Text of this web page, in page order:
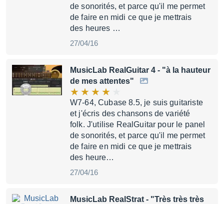
de sonorités, et parce qu'il me permet
de faire en midi ce que je mettrais
des heures …
27/04/16
MusicLab RealGuitar 4 - "à la hauteur
de mes attentes"
W7-64, Cubase 8.5, je suis guitariste
et j'écris des chansons de variété
folk. J'utilise RealGuitar pour le panel
de sonorités, et parce qu'il me permet
de faire en midi ce que je mettrais
des heure…
27/04/16
MusicLab RealStrat - "Très très très